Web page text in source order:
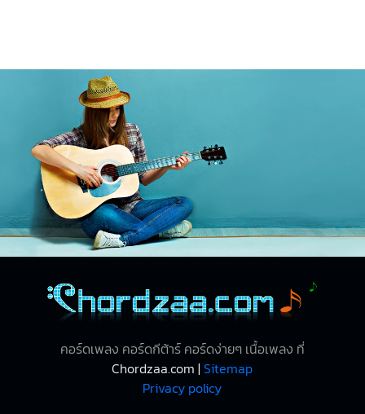
คอร์ดเพลง คอร์ดกีต้าร์ คอร์ดง่ายๆ เนื้อเพลง ที่
Chordzaa.com |Sitemap
Privacy policy